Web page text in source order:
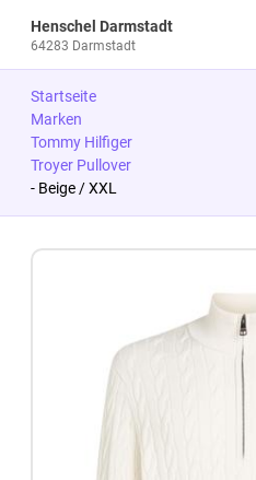
Henschel Darmstadt
64283 Darmstadt
Startseite
Marken
Tommy Hilfiger
Troyer Pullover
- Beige / XXL